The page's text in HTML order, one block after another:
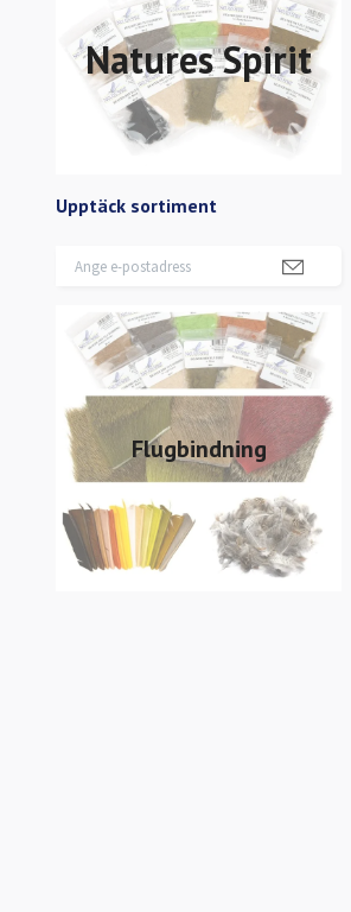
Natures Spirit
Upptäck sortiment
Flugbindning